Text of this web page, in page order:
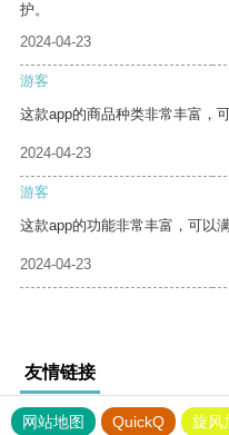
护。
2024-04-23
游客
这款app的商品种类非常丰富，
2024-04-23
游客
这款app的功能非常丰富，可以
2024-04-23
友情链接
网站地图 QuickQ 旋风